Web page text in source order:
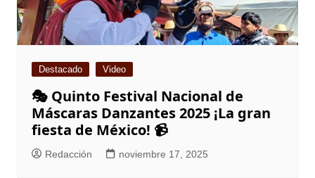
Destacado Video
🎭 Quinto Festival Nacional de
Máscaras Danzantes 2025 ¡La gran
fiesta de México! 📹
Redacción noviembre 17, 2025